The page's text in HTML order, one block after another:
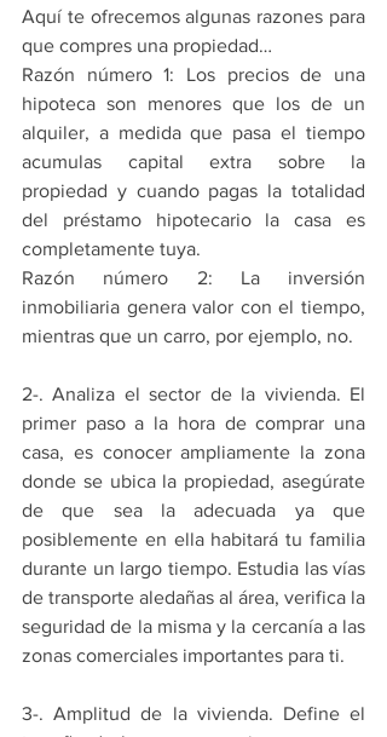
Aquí te ofrecemos algunas razones para
que compres una propiedad…
Razón número 1: Los precios de una
hipoteca son menores que los de un
alquiler, a medida que pasa el tiempo
acumulas capital extra sobre la
propiedad y cuando pagas la totalidad
del préstamo hipotecario la casa es
completamente tuya.
Razón número 2: La inversión
inmobiliaria genera valor con el tiempo,
mientras que un carro, por ejemplo, no.
2-. Analiza el sector de la vivienda. El
primer paso a la hora de comprar una
casa, es conocer ampliamente la zona
donde se ubica la propiedad, asegúrate
de que sea la adecuada ya que
posiblemente en ella habitará tu familia
durante un largo tiempo. Estudia las vías
de transporte aledañas al área, verifica la
seguridad de la misma y la cercanía a las
zonas comerciales importantes para ti.
3-. Amplitud de la vivienda. Define el